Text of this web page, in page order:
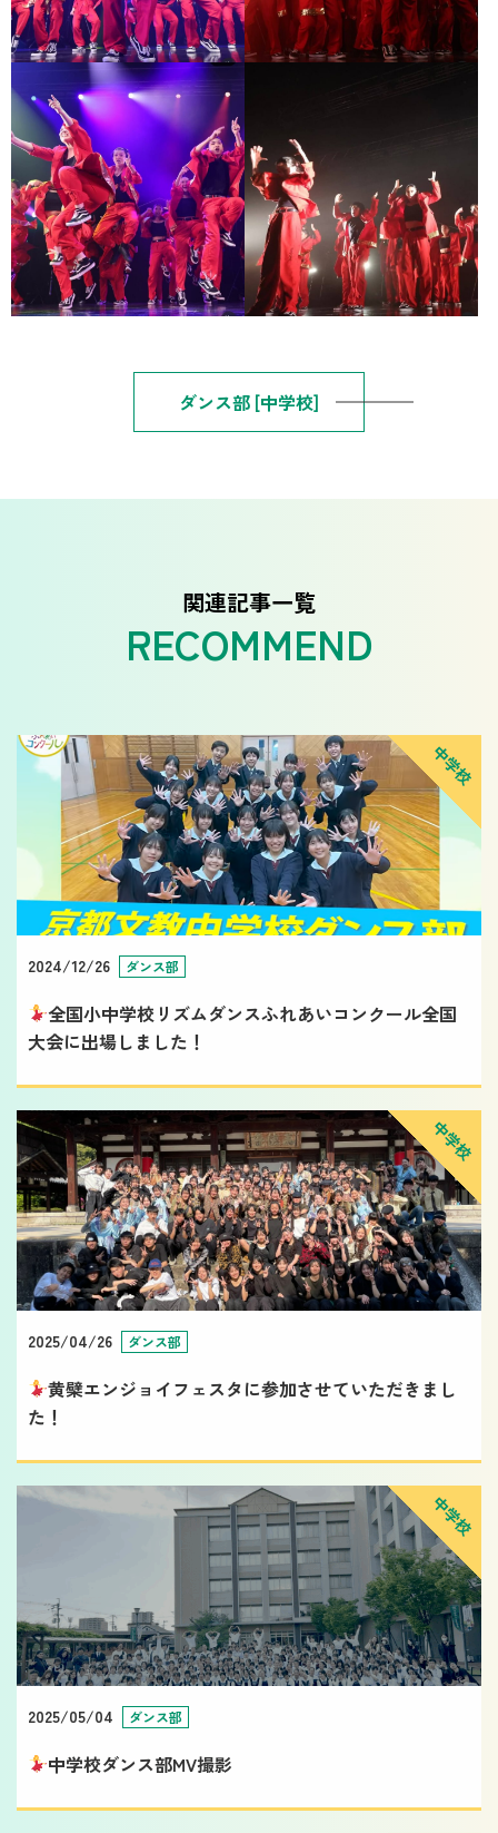
ダンス部 [中学校]
関連記事一覧
中学校
2024/12/26 ダンス部
全国小中学校リズムダンスふれあいコンクール全国
大会に出場しました！
中学校
2025/04/26 ダンス部
黄檗エンジョイフェスタに参加させていただきまし
た！
中学校
2025/05/04 ダンス部
中学校ダンス部MV撮影